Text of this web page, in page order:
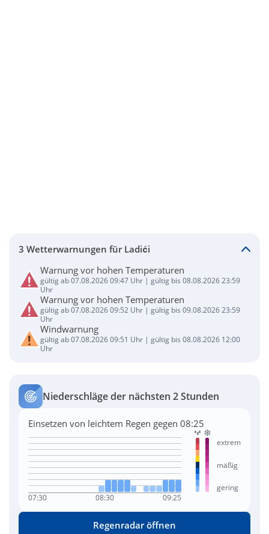
3 Wetterwarnungen für Ladići
Warnung vor hohen Temperaturen
gültig ab 07.08.2026 09:47 Uhr | gültig bis 08.08.2026 23:59
Uhr
Warnung vor hohen Temperaturen
gültig ab 07.08.2026 09:52 Uhr | gültig bis 09.08.2026 23:59
Uhr
Windwarnung
gültig ab 07.08.2026 09:51 Uhr | gültig bis 08.08.2026 12:00
Uhr
Niederschläge der nächsten 2 Stunden
Einsetzen von leichtem Regen gegen 08:25
07:30 08:30 09:25
extrem
mäßig
gering
Regenradar öffnen